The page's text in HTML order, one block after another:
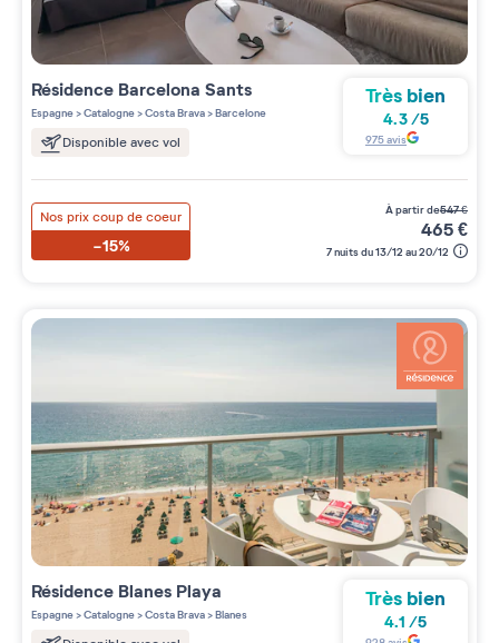
Résidence Barcelona Sants
Espagne>Catalogne>Costa Brava>Barcelone
Disponible avec vol
Très bien
4.3/5
975avis
Nos prix coup de coeur
-15%
à partir de547€
465€
7 nuits du 13/12 au 20/12
Résidence Blanes Playa
Espagne>Catalogne>Costa Brava>Blanes
Très bien
4.1 /5